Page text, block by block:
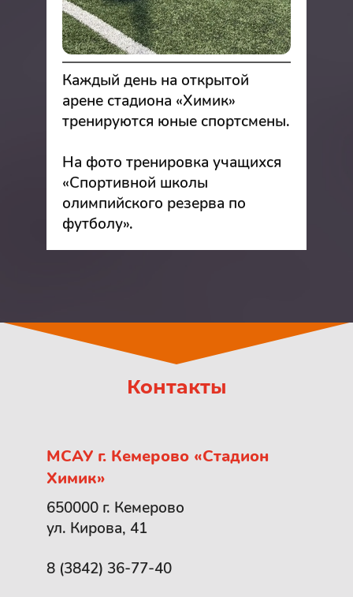
Каждый день на открытой
арене стадиона «Химик»
тренируются юные спортсмены.
На фото тренировка учащихся
«Спортивной школы
олимпийского резерва по
футболу».
Контакты
МСАУ г. Кемерово «Стадион
Химик»
650000 г. Кемерово
ул. Кирова, 41
8 (3842) 36-77-40